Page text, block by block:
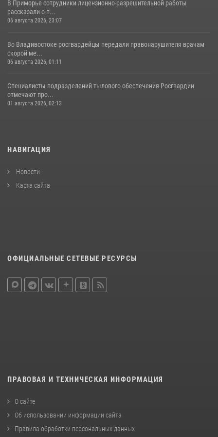
В Приморье сотрудники лицензионно-разрешительной работы
рассказали о п...
06 августа 2026, 23:07
Во Владивостоке росгвардейцы передали правонарушителя врачам
скорой ме...
06 августа 2026, 01:11
Специалисты подразделений тылового обеспечения Росгвардии
отмечают про...
01 августа 2026, 02:13
НАВИГАЦИЯ
Новости
Карта сайта
ОФИЦИАЛЬНЫЕ СЕТЕВЫЕ РЕСУРСЫ
ПРАВОВАЯ И ТЕХНИЧЕСКАЯ ИНФОРМАЦИЯ
О сайте
Об использовании информации сайта
Правила обработки персональных данных